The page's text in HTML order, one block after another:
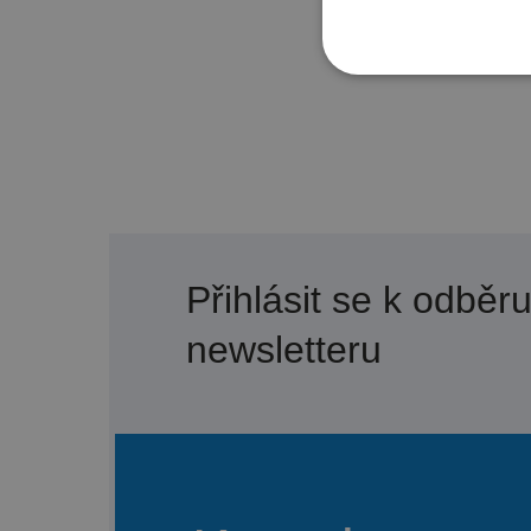
Přihlásit se k odběru
newsletteru